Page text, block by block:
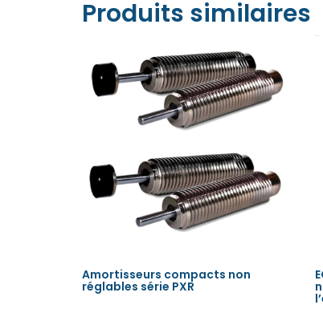
Produits similaires
Amortisseurs compacts non
réglables série PXR